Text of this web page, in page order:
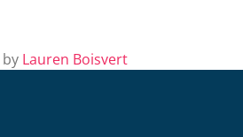
by Lauren Boisvert